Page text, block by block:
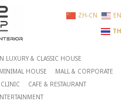
ZH-CN
EN
TH
LUXURY & CLASSIC HOUSE
HOUSE
MALL & CORPORATE
CAFE & RESTAURANT